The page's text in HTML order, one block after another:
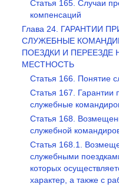
Статья 165. Случаи
компенсаций
Глава 24. ГАРАНТИИ
СЛУЖЕБНЫЕ
ПОЕЗДКИ И ПЕРЕЕЗДЕ
МЕСТНОСТЬ
Статья 166. Понятие
Статья 167. Гарантии
служебные
Статья 168.
служебной
Статья 168.1.
служебными
которых
характер, а также с